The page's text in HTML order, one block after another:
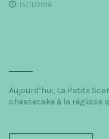
15/11/2016
Aujourd’hui, La Petite
cheesecake à la réglisse